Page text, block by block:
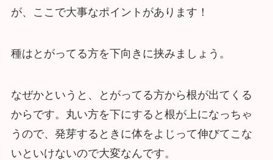
が、ここで大事なポイントがあります！
種はとがってる方を下向きに挟みましょう。
なぜかというと、とがってる方から根が出てくる
からです。丸い方を下にすると根が上になっちゃ
うので、発芽するときに体をよじって伸びてこな
いといけないので大変なんです。